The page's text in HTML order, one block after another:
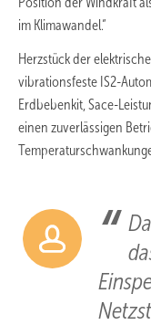
im Klimawandel.“
Herzstück der
vibrationsfeste IS2-
Erdbebenkit, Sace-
einen zuverlässigen